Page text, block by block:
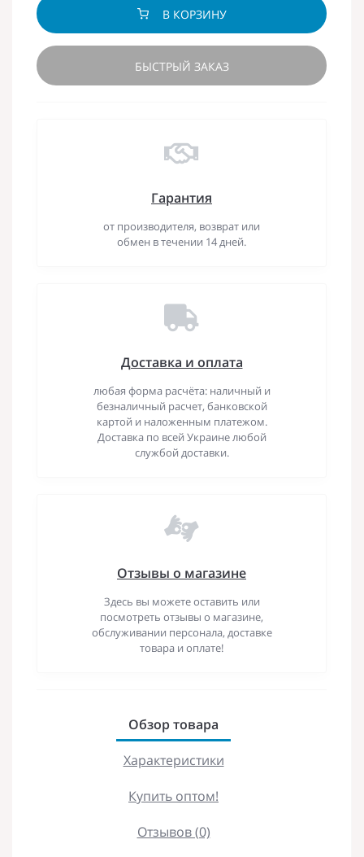
В КОРЗИНУ
БЫСТРЫЙ ЗАКАЗ
Гарантия
от производителя, возврат или
обмен в течении 14 дней.
Доставка и оплата
любая форма расчёта: наличный и
безналичный расчет, банковской
картой и наложенным платежом.
Доставка по всей Украине любой
службой доставки.
Отзывы о магазине
Здесь вы можете оставить или
посмотреть отзывы о магазине,
обслуживании персонала, доставке
товара и оплате!
Обзор товара
Характеристики
Купить оптом!
Отзывов (0)